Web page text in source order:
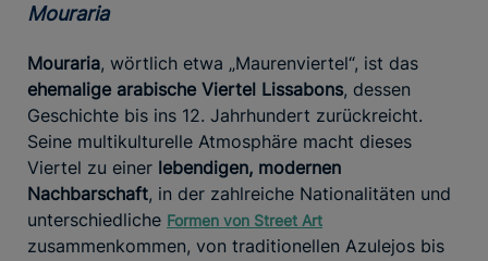
Mouraria
Mouraria, wörtlich etwa „Maurenviertel“, ist das
ehemalige arabische Viertel Lissabons, dessen
Geschichte bis ins 12. Jahrhundert zurückreicht.
Seine multikulturelle Atmosphäre macht dieses
Viertel zu einer lebendigen, modernen
Nachbarschaft, in der zahlreiche Nationalitäten und
unterschiedliche Formen von Street Art
zusammenkommen, von traditionellen Azulejos bis